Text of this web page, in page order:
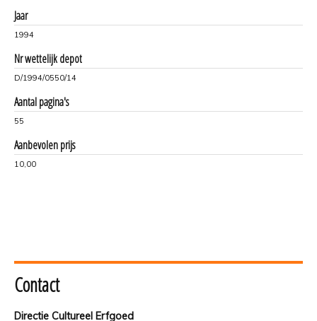
Jaar
1994
Nr wettelijk depot
D/1994/0550/14
Aantal pagina's
55
Aanbevolen prijs
10,00
Contact
Directie Cultureel Erfgoed